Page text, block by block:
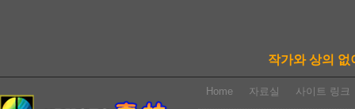
작가와 상의 없
Home 자료실 사이트 링크